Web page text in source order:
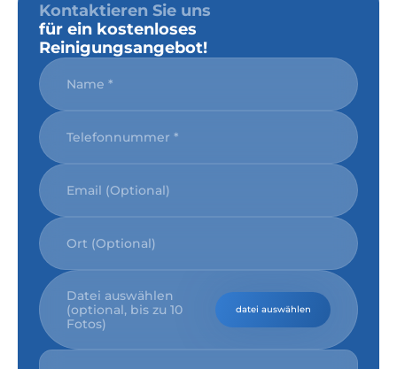
Kontaktieren Sie uns
für ein kostenloses
Reinigungsangebot!
Datei auswählen
(optional, bis zu 10
Fotos)
datei auswählen